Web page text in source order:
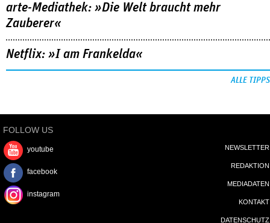
arte-Mediathek: »Die Welt braucht mehr
Zauberer«
Netflix: »I am Frankelda«
ALLE TIPPS
FOLLOW US
youtube
facebook
instagram
NEWSLETTER
REDAKTION
MEDIADATEN
KONTAKT
DATENSCHUTZ